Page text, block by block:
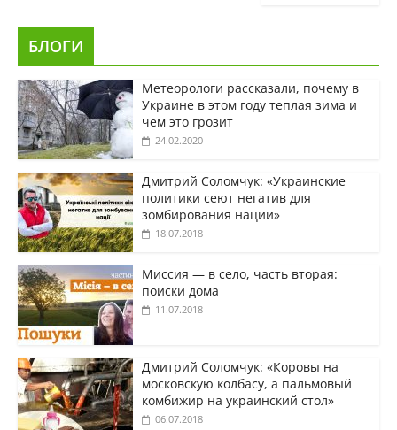
БЛОГИ
Метеорологи рассказали, почему в
Украине в этом году теплая зима и
чем это грозит
24.02.2020
Дмитрий Соломчук: «Украинские
политики сеют негатив для
зомбирования нации»
18.07.2018
Миссия — в село, часть вторая:
поиски дома
11.07.2018
Дмитрий Соломчук: «Коровы на
московскую колбасу, а пальмовый
комбижир на украинский стол»
06.07.2018